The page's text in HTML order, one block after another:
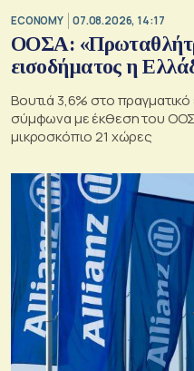
ECONOMY 07.08.2026, 14:17
ΟΟΣΑ:
εισοδήματος η
Βουτιά 3,6% στο
σύμφωνα με έκθεση του
μικροσκόπιο 21 χώρες